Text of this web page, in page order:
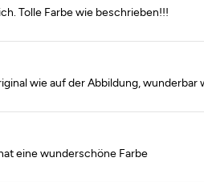
Tolle Farbe wie beschrieben!!!
wie auf der Abbildung, wunderbar
eine wunderschöne Farbe